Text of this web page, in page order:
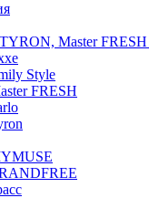
Master FRESH
Style
FRESH